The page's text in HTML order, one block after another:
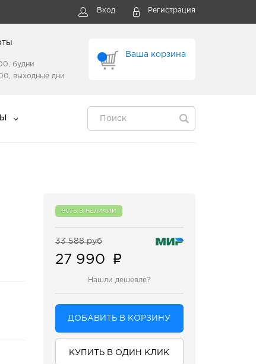
Вход Регистрация
Ваша корзина
будни
выходные дни
есть в наличии
33 588 руб
27 990
Нашли дешевле?
ДОБАВИТЬ В КОРЗИНУ
КУПИТЬ В ОДИН КЛИК